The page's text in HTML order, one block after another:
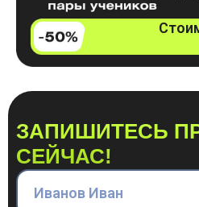
ЗАПИШИТЕСЬ
СЕЙЧАС!